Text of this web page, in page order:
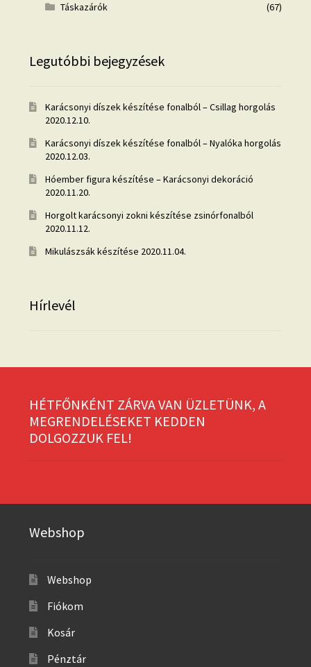
Táskazárók
(67)
Legutóbbi bejegyzések
Karácsonyi díszek készítése fonalból – Csillag horgolás
2020.12.10.
Karácsonyi díszek készítése fonalból – Nyalóka horgolás
2020.12.03.
Hóember figura készítése – Karácsonyi dekoráció
2020.11.20.
Horgolt karácsonyi zokni készítése zsinórfonalból
2020.11.12.
Mikulászsák készítése 2020.11.04.
Hírlevél
HÉTFŐNKÉNT ZÁRVA VAN ÜZLETÜNK, A
MEGRENDELÉSEKET KEDDEN
DOLGOZZUK FEL!
Webshop
Webshop
Fiókom
Kosár
Pénztár